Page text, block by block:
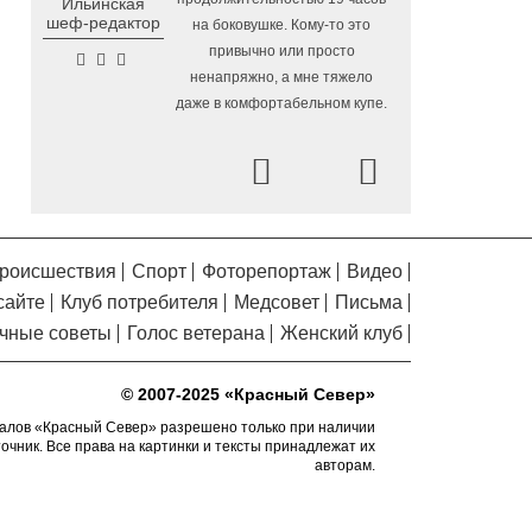
в Вологодской области
Завершается ремонт
автодороги Усть-Алексеево –
Мякинницыно в Великоустюгском округе
первое место в бюллетене на выборах в
открылся в заречной части Вологды
5.08.2026 17:17 В Вологде завершены
работы по благоустройству на 18
дворовых территориях
5.08.2026 16:50 Осановская роща в
Вологде стала современным парком с
5.08.2026 16:41 Почти 13,5 тысячи человек
пострадали от клещей в Вологодской
шеф-редактор
на боковушке. Кому-то это
привычно или просто
ненапряжно, а мне тяжело
даже в комфортабельном купе.
Спорт Фоторепортаж
Видео
Клуб потребителя Медсовет
Письма
советы
Голос ветерана Женский клуб
© 2007-2025 «Красный Север»
«Красный Север» разрешено только при наличии
Все права на картинки и тексты принадлежат их
авторам.